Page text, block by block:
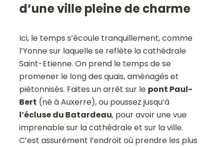
d’une ville pleine de charme
Ici, le temps s’écoule tranquillement, comme
l’Yonne sur laquelle se reflète la cathédrale
Saint-Etienne. On prend le temps de se
promener le long des quais, aménagés et
piétonnisés. Faites un arrêt sur le pont Paul-
Bert (né à Auxerre), ou poussez jusqu’à
l’écluse du Batardeau, pour avoir une vue
imprenable sur la cathédrale et sur la ville.
C’est assurément l’endroit où prendre les plus